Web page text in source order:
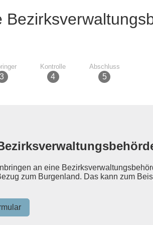
Kontrolle Abschluss
an eine
zum Burgenland. Das kann zum